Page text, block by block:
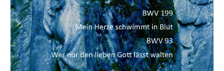
Gemeindehäuser
Spenden